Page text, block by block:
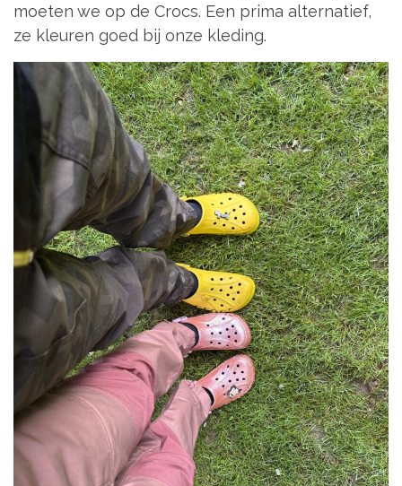
moeten we op de Crocs. Een prima alternatief,
ze kleuren goed bij onze kleding.